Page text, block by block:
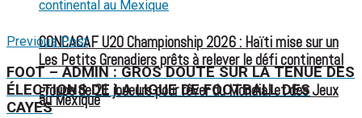
CONCACAF U20 Championship 2026 : Haïti mise sur un
groupe de 21 joueurs pour rêver du Mondial et des Jeux
Les Petits Grenadiers prêts à relever le défi continental
au Mexique
Previous Post
FOOT – ADMIN : GROS DOUTE SUR LA TENUE DES
ÉLECTIONS DE LA LIGUE DE FOOTBALL DES
CAYES